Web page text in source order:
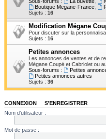
Boutique Megane-France,
Sujets : 16
Modification Mégane
Pour discuter sur la
Sujets : 16
Petites annonces
Les annonces de ventes et de
Mégane Coupé et Cabriolet ou
Sous-forums :
Petites
Petites annonces autres
Sujets : 36
CONNEXION
S’ENREGISTRER
Nom d’utilisateur :
Mot de passe :